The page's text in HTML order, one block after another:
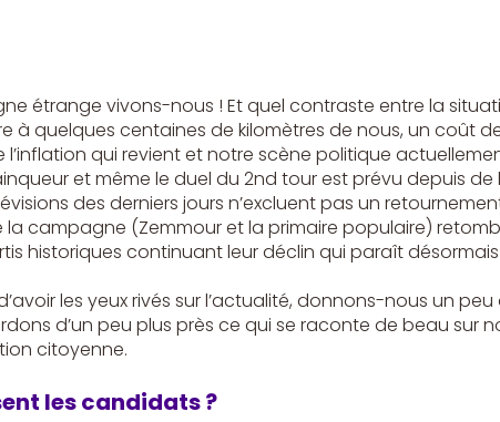
étrange vivons-nous ! Et quel contraste entre la
à quelques centaines de kilomètres de nous, un coût de
l’inflation qui revient et notre scène politique
et même le duel du 2nd tour est prévu depuis
des derniers jours n’excluent pas un
campagne (Zemmour et la primaire populaire)
historiques continuant leur déclin qui paraît
les yeux rivés sur l’actualité, donnons-nous un
d’un peu plus près ce qui se raconte de beau sur
citoyenne.
les candidats ?